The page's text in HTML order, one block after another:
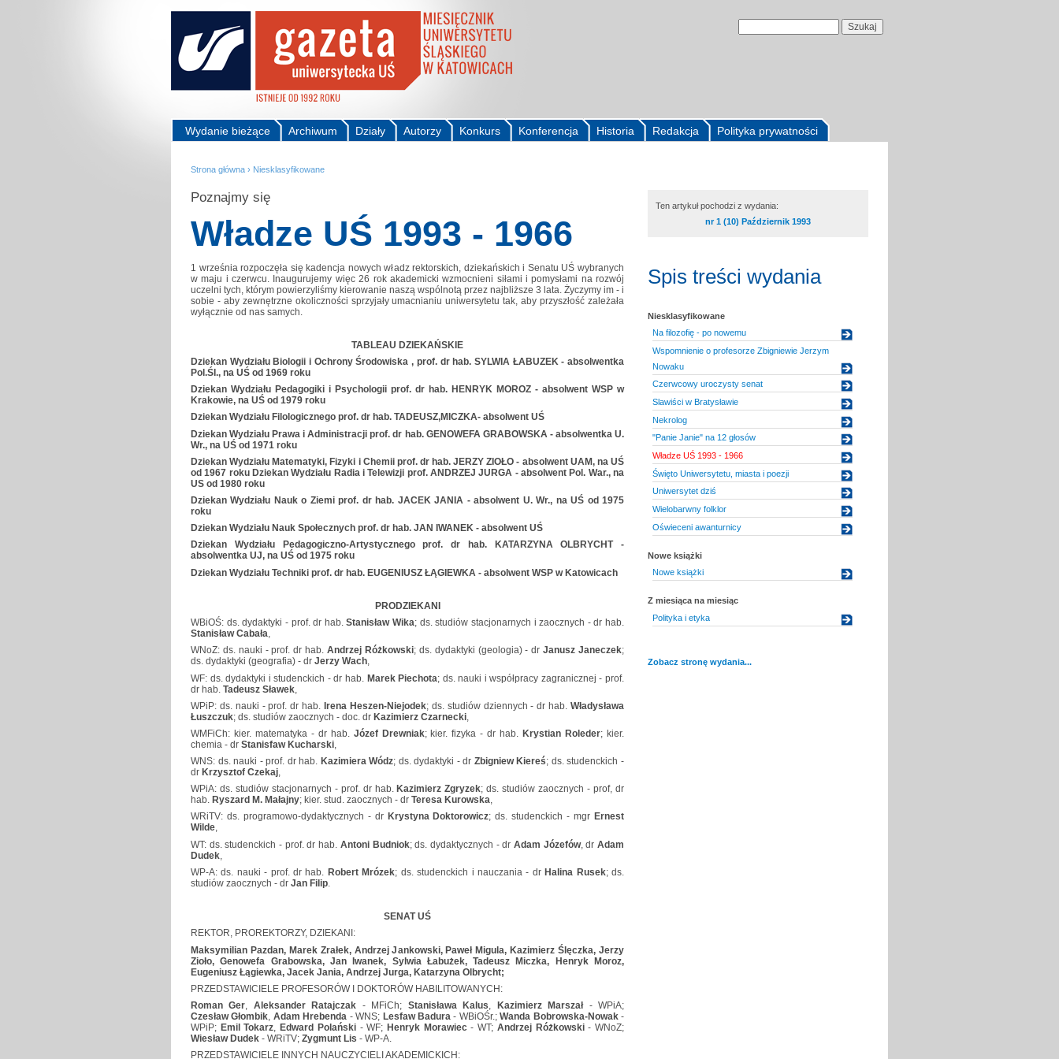
Polityka prywatności
Redakcja
Historia
Konferencja
Konkurs
Autorzy
Działy
Archiwum
Wydanie bieżące
Strona główna › Niesklasyfikowane
Poznajmy się
Władze UŚ 1993 - 1966
1 września rozpoczęła się kadencja nowych władz rektorskich, dziekańskich i Senatu UŚ wybranych
w maju i czerwcu. Inaugurujemy więc 26 rok akademicki wzmocnieni siłami i pomysłami na rozwój
uczelni tych, którym powierzyliśmy kierowanie naszą wspólnotą przez najbliższe 3 lata. Życzymy im - i
sobie - aby zewnętrzne okoliczności sprzyjały umacnianiu uniwersytetu tak, aby przyszłość zależała
wyłącznie od nas samych.
TABLEAU DZIEKAŃSKIE
Dziekan Wydziału Biologii i Ochrony Środowiska , prof. dr hab. SYLWIA ŁABUZEK - absolwentka
Pol.ŚI., na UŚ od 1969 roku
Dziekan Wydziału Pedagogiki i Psychologii prof. dr hab. HENRYK MOROZ - absolwent WSP w
Krakowie, na UŚ od 1979 roku
Dziekan Wydziału Filologicznego prof. dr hab. TADEUSZ,MICZKA- absolwent UŚ
Dziekan Wydziału Prawa i Administracji prof. dr hab. GENOWEFA GRABOWSKA - absolwentka U.
Wr., na UŚ od 1971 roku
Dziekan Wydziału Matematyki, Fizyki i Chemii prof. dr hab. JERZY ZIOŁO - absolwent UAM, na UŚ
od 1967 roku Dziekan Wydziału Radia i Telewizji prof. ANDRZEJ JURGA - absolwent Pol. War., na
US od 1980 roku
Dziekan Wydziału Nauk o Ziemi prof. dr hab. JACEK JANIA - absolwent U. Wr., na UŚ od 1975
roku
Dziekan Wydziału Nauk Społecznych prof. dr hab. JAN IWANEK - absolwent UŚ
Dziekan Wydziału Pedagogiczno-Artystycznego prof. dr hab. KATARZYNA OLBRYCHT -
absolwentka UJ, na UŚ od 1975 roku
Dziekan Wydziału Techniki prof. dr hab. EUGENIUSZ ŁĄGIEWKA - absolwent WSP w Katowicach
PRODZIEKANI
WBiOŚ: ds. dydaktyki - prof. dr hab.Stanisław Wika; ds. studiów stacjonarnych i zaocznych - dr hab.
Stanisław Cabała,
WNoZ: ds. nauki - prof. dr hab. Andrzej Różkowski; ds. dydaktyki (geologia) - drJanusz Janeczek;
ds. dydaktyki (geografia) - dr Jerzy Wach,
WF: ds. dydaktyki i studenckich - dr hab. Marek Piechota; ds. nauki i współpracy zagranicznej - prof.
dr hab. Tadeusz Sławek
WPiP: ds. nauki - prof. dr hab.Irena Heszen-Niejodek; ds. studiów dziennych - dr hab. Władysława
Łuszczuk; ds. studiów zaocznych - doc. dr Kazimierz Czarnecki
WMFiCh: kier. matematyka - dr hab.Józef Drewniak; kier. fizyka - dr hab. Krystian Roleder; kier.
chemia - dr Stanisfaw Kucharski,
WNS: ds. nauki - prof. dr hab. Kazimiera Wódz; ds. dydaktyki - dr Zbigniew Kiereś; ds. studenckich -
dr Krzysztof Czekaj,
WPiA: ds. studiów stacjonarnych - prof. dr hab.Kazimierz Zgryzek; ds. studiów zaocznych - prof, dr
hab. Ryszard M. Małajny; kier. stud. zaocznych - dr Teresa Kurowska,
WRiTV: ds. programowo-dydaktycznych - dr Krystyna Doktorowicz; ds. studenckich - mgr Ernest
Wilde,
WT: ds. studenckich - prof. dr hab. Antoni Budniok; ds. dydaktycznych - dr Adam Józefów, dr Adam
Dudek
WP-A: ds. nauki - prof. dr hab. Robert Mrózek; ds. studenckich i nauczania - drHalina Rusek; ds.
studiów zaocznych - dr Jan Filip.
SENAT UŚ
REKTOR, PROREKTORZY, DZIEKANI:
Maksymilian Pazdan, Marek Zrałek, Andrzej Jankowski, Paweł Migula, Kazimierz Ślęczka, Jerzy
Zioło, Genowefa Grabowska, Jan Iwanek, Sylwia Łabużek, Tadeusz Miczka, Henryk Moroz,
Eugeniusz Łągiewka, Jacek Jania, Andrzej Jurga, Katarzyna Olbrycht;
PRZEDSTAWICIELE PROFESORÓW I DOKTORÓW HABILITOWANYCH:
Roman Ger, Aleksander Ratajczak - MFiCh; Stanisława Kalus, Kazimierz Marszał- WPiA;
Czesław Głombik, Adam Hrebenda - WNS; Lesfaw Badura- WBiOŚr.;Wanda Bobrowska-Nowak-
WPiP; Emil Tokarz, Edward Polański- WF; Henryk Morawiec- WT; Andrzej Różkowski- WNoZ;
Wiesław Dudek - WRiTV; Zygmunt Lis - WP-A.
PRZEDSTAWICIELE INNYCH NAUCZYCIELI AKADEMICKICH:
Ten artykuł pochodzi z wydania:
nr 1 (10) Październik 1993
Spis treści wydania
Niesklasyfikowane
Na filozofię - po nowemu
Wspomnienie o profesorze Zbigniewie Jerzym
Nowaku
Czerwcowy uroczysty senat
Slawiści w Bratysławie
Nekrolog
"Panie Janie" na 12 głosów
Władze UŚ 1993 - 1966
Święto Uniwersytetu, miasta i poezji
Uniwersytet dziś
Wielobarwny folklor
Oświeceni awanturnicy
Nowe książki
Nowe książki
Z miesiąca na miesiąc
Polityka i etyka
Zobacz stronę wydania...